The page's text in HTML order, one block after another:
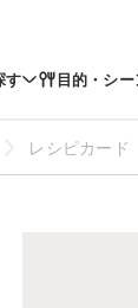
す 目的・シ
レシピカード